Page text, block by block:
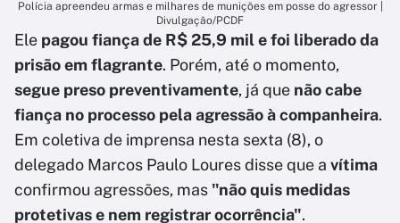
Polícia apreendeu armas e milhares de munições em posse do agressor |
Divulgação/PCDF
Ele pagou fiança de R$ 25,9 mil e foi liberado da
prisão em flagrante. Porém, até o momento,
segue preso preventivamente, já que não cabe
fiança no processo pela agressão à companheira.
Em coletiva de imprensa nesta sexta (8), o
delegado Marcos Paulo Loures disse que a vítima
confirmou agressões, mas "não quis medidas
protetivas e nem registrar ocorrência".